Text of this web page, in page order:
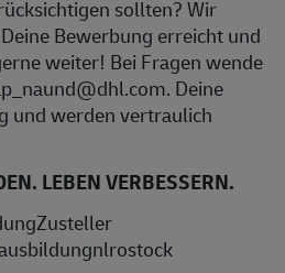
sollten? Wir
Bewerbung erreicht und
weiter! Bei Fragen wende
Deine
und werden vertraulich
LEBEN VERBESSERN.